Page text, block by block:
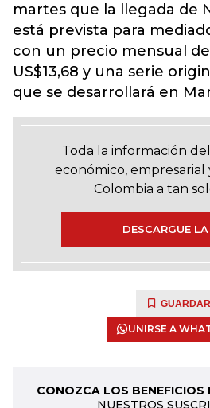
martes que la llegada de
está prevista para
con un precio mensual
US$13,68 y una serie
que se desarrollará en
Toda la información
económico, empresarial
Colombia a tan
DESCARGUE
GUARDAR
UNIRSE A
CONOZCA LOS BENEFICIOS
NUESTROS